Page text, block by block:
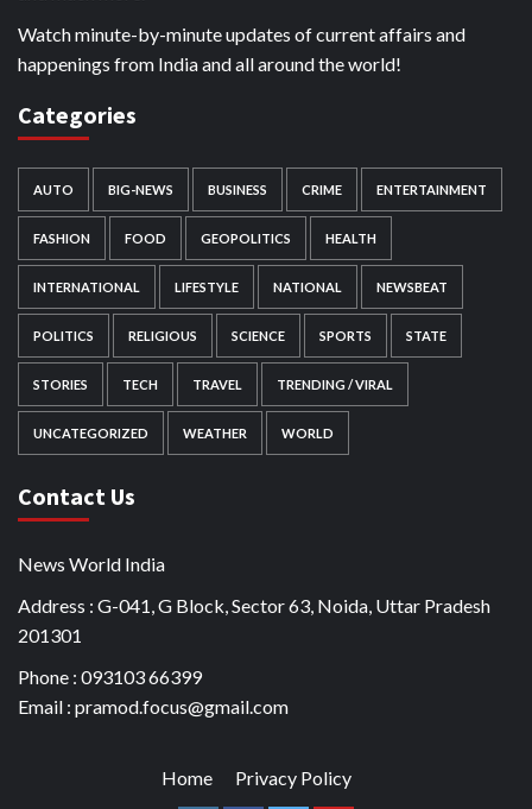
Watch minute-by-minute updates of current affairs and
happenings from India and all around the world!
Categories
AUTO BIG-NEWS BUSINESS CRIME ENTERTAINMENT
FASHION FOOD GEOPOLITICS HEALTH
INTERNATIONAL LIFESTYLE NATIONAL NEWSBEAT
POLITICS RELIGIOUS SCIENCE SPORTS STATE
STORIES TECH TRAVEL TRENDING / VIRAL
UNCATEGORIZED WEATHER WORLD
Contact Us
News World India
Address : G-041, G Block, Sector 63, Noida, Uttar Pradesh
201301
Phone : 093103 66399
Email : pramod.focus@gmail.com
Home Privacy Policy